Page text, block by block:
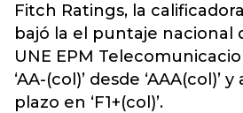
Fitch Ratings, la
bajó la el puntaje nacional
UNE EPM
‘AA-(col)’ desde ‘AAA(col)’
plazo en ‘F1+(col)’.